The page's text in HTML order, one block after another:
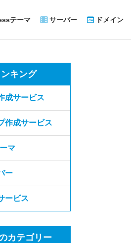
テーマ サーバー ドメイン
キング
成サービス
作成サービス
マ
ー
ービス
カテゴリー